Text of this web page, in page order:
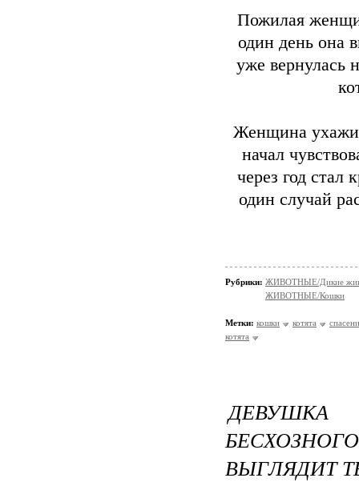
Пожилая
один день она
уже вернулась
Женщина
начал
через год
один случай
Рубрики: ЖИВОТНЫЕ/Дикие
ЖИВОТНЫЕ/Кошки
Метки: кошки котята
котята
ВЫГЛЯДИТ